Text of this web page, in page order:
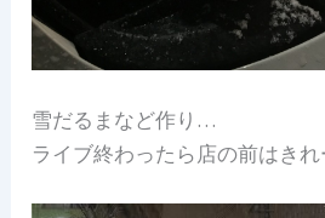
雪だるまなど作り…
ライブ終わったら店の前はきれ